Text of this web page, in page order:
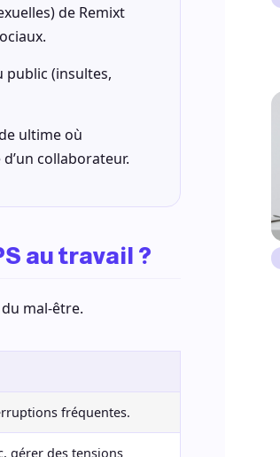
de Remixt
public (insultes,
ultime où
collaborateur.
au travail ?
mal-être.
fréquentes.
gérer des tensions